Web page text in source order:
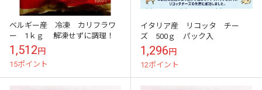
ベルギー産 冷凍 カリフラワ
ー 1ｋｇ 解凍せずに調理！
1,512円
15ポイント
イタリア産 リコッタ チー
ズ 500ｇ パック入
1,296円
12ポイント